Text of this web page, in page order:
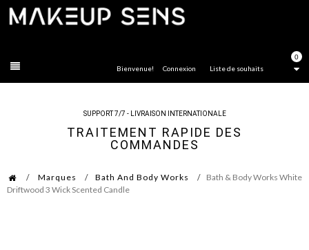
0
Liste de souhaits
Bienvenue! Connexion
SUPPORT 7/7 - LIVRAISON INTERNATIONALE
TRAITEMENT RAPIDE DES
COMMANDES
Marques Bath And Body Works
Bath & Body Works White
Driftwood 3 Wick Scented Candle